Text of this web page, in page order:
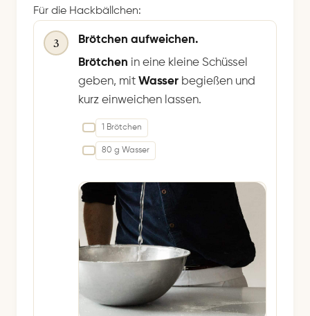
Für die Hackbällchen:
3
Brötchen aufweichen.
Brötchen in eine kleine Schüssel
geben, mit Wasser begießen und
kurz einweichen lassen.
1 Brötchen
80 g Wasser